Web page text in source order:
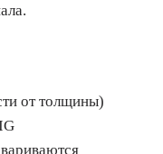
от толщины)